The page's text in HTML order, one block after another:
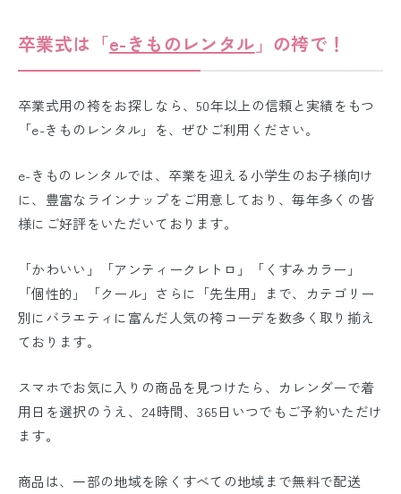
卒業式は「e-きものレンタル 」の袴で！
卒業式用の袴をお探しなら、50年以上の信頼と実績をもつ
「e-きものレンタル」を、ぜひご利用ください。
e-きものレンタルでは、卒業を迎える小学生のお子様向け
に、豊富なラインナップをご用意しており、毎年多くの皆
様にご好評をいただいております。
「かわいい」「アンティークレトロ」「くすみカラー」
「個性的」「クール」さらに「先生用」まで、カテゴリー
別にバラエティに富んだ人気の袴コーデを数多く取り揃え
ております。
スマホでお気に入りの商品を見つけたら、カレンダーで着
用日を選択のうえ、24時間、365日いつでもご予約いただけ
ます。
商品は、一部の地域を除くすべての地域まで無料で配送